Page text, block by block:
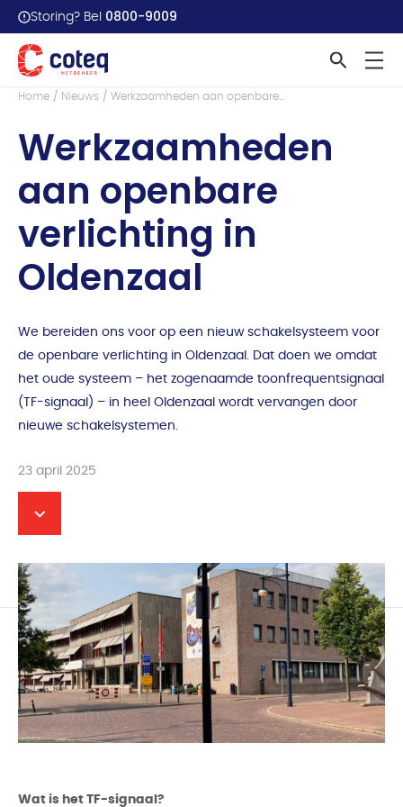
Storing? Bel 0800-9009
Terug naar overzicht
Home
Nieuws Werkzaamheden aan openbare...
Werkzaamheden
aan openbare
verlichting in
Oldenzaal
We bereiden ons voor op een nieuw schakelsysteem voor
de openbare verlichting in Oldenzaal. Dat doen we omdat
het oude systeem – het zogenaamde toonfrequentsignaal
(TF-signaal) – in heel Oldenzaal wordt vervangen door
nieuwe schakelsystemen.
23 april 2025
Wat is het TF-signaal?